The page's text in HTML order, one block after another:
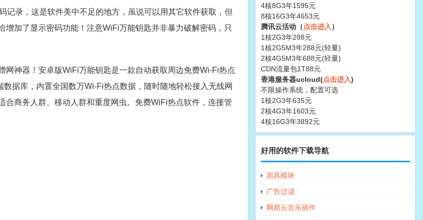
录，这是软件美中不足的地方，虽说可以用其它软件获取，但
加了显示密码功能！注意WiFi万能钥匙并非暴力破解密码，只
神器！安卓版WiFi万能钥匙是一款自动获取周边免费Wi-Fi热点
据库，内置全国数万Wi-Fi热点数据，随时随地轻松接入无线网
商务人群、移动人群和重度网虫。免费WiFi热点软件，连接管
4核8G3年1595元
8核16G3年4653元
腾讯云活动（点击进入 ）
1核2G3年288元
1核2G5M3年288元(轻量)
2核4G5M3年688元(轻量)
CDN流量包1T88元
香港服务器ucloud(点击进入)
不限操作系统，配置可选
1核2G3年635元
2核4G3年1603元
4核16G3年3892元
好用的软件下载导航
面具模块
广告过滤
网易云音乐插件